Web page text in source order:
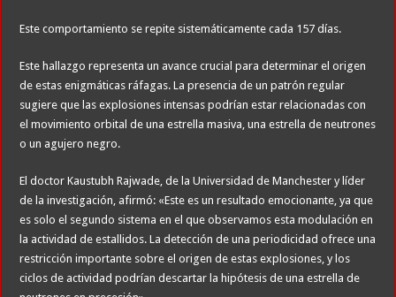
Este comportamiento se repite sistemáticamente cada 157 días.
Este hallazgo representa un avance crucial para determinar el origen
de estas enigmáticas ráfagas. La presencia de un patrón regular
sugiere que las explosiones intensas podrían estar relacionadas con
el movimiento orbital de una estrella masiva, una estrella de neutrones
o un agujero negro.
El doctor Kaustubh Rajwade, de la Universidad de Manchester y líder
de la investigación, afirmó: «Este es un resultado emocionante, ya que
es solo el segundo sistema en el que observamos esta modulación en
la actividad de estallidos. La detección de una periodicidad ofrece una
restricción importante sobre el origen de estas explosiones, y los
ciclos de actividad podrían descartar la hipótesis de una estrella de